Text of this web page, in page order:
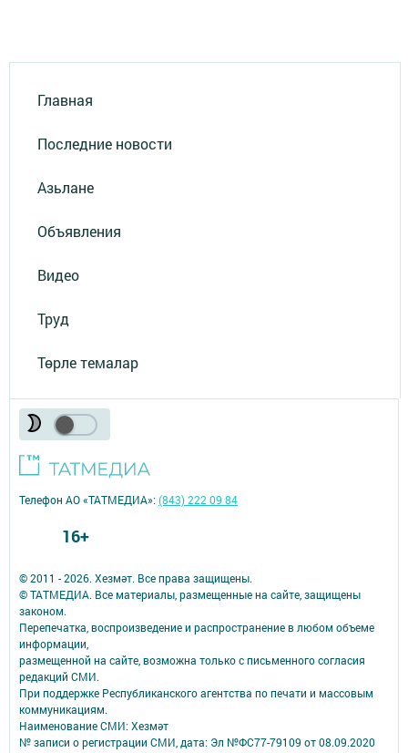
Главная
Последние новости
Азьлане
Объявления
Видео
Труд
Төрле темалар
© 2011 - 2026. Хезмәт. Все права защищены.
© ТАТМЕДИА. Все материалы, размещенные на сайте, защищены
законом.
Перепечатка, воспроизведение и распространение в любом объеме
информации,
размещенной на сайте, возможна только с письменного согласия
редакций СМИ.
При поддержке Республиканского агентства по печати и массовым
коммуникациям.
Наименование СМИ: Хезмәт
№ записи о регистрации СМИ, дата: Эл №ФС77-79109 от 08.09.2020
Телефон АО «ТАТМЕДИА»:(843) 222 09 84
16+